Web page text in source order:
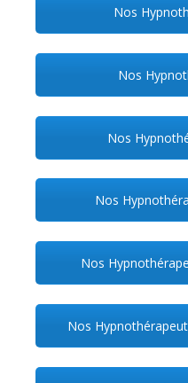
Nos
Nos
Nos
Nos
Nos
Nos